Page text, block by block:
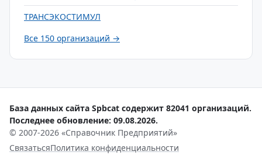
ТРАНСЭКОСТИМУЛ
Все 150 организаций →
База данных сайта Spbcat содержит 82041 организаций.
Последнее обновление: 09.08.2026.
© 2007-2026 «Справочник Предприятий»
СвязатьсяПолитика конфиденциальности